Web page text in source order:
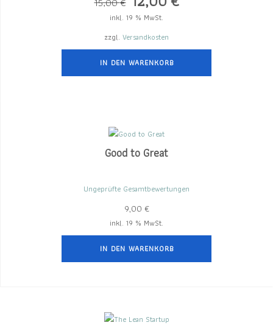
inkl. 19 % MwSt.
zzgl. Versandkosten
IN DEN WARENKORB
Good to Great
Ungeprüfte Gesamtbewertungen
9,00 €
inkl. 19 % MwSt.
IN DEN WARENKORB